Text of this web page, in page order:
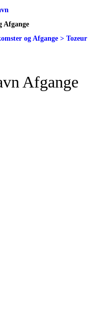
Afgange
og Afgange > Tozeur
Afgange